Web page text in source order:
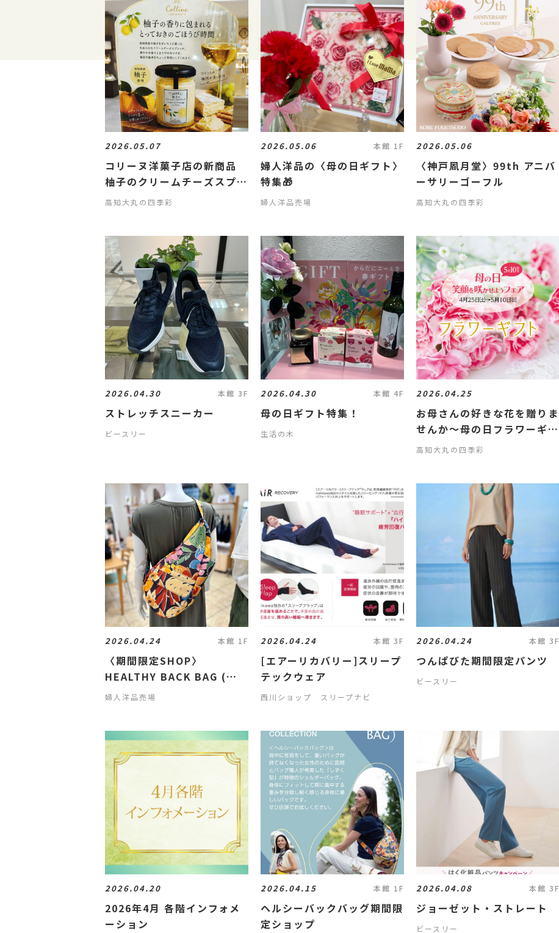
2026.05.07
コリーヌ洋菓子店の新商品
柚子のクリームチーズスプレ
ッド
高知大丸の四季彩
2026.05.06 本館 1F
婦人洋品の〈母の日ギフト〉
特集🎁
婦人洋品売場
2026.05.06
〈神戸凮月堂〉99th アニバ
ーサリーゴーフル
高知大丸の四季彩
2026.04.30 本館 3F
ストレッチスニーカー
ビースリー
2026.04.30 本館 4F
母の日ギフト特集！
生活の木
2026.04.25
お母さんの好きな花を贈りま
せんか〜母の日フラワーギフ
ト〜
高知大丸の四季彩
2026.04.24 本館 1F
〈期間限定SHOP〉
HEALTHY BACK BAG (ヘ
ルシーバックバッグ)🎒✨
婦人洋品売場
2026.04.24 本館 3F
[エアーリカバリー]スリープ
テックウェア
西川ショップ スリープナビ
2026.04.24 本館 3F
つんぱびた期間限定パンツ
ビースリー
2026.04.20
2026年4月 各階インフォメ
ーション
2026.04.15 本館 1F
ヘルシーバックバッグ期間限
定ショップ
2026.04.08 本館 3F
ジョーゼット・ストレート
ビースリー